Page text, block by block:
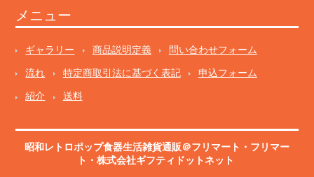
メニュー
ギャラリー 商品説明定義 問い合わせフォーム
流れ 特定商取引法に基づく表記 申込フォーム
紹介 送料
昭和レトロポップ食器生活雑貨通販＠フリマート ・ フリマー
ト ・株式会社ギフティドットネット